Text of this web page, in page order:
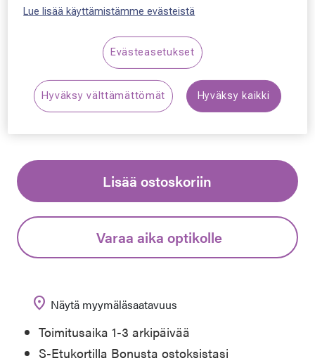
135
Synttäriale: erä merkkiaurinkolaseja –50 %,
katso alennetut tuotteet!
Lisää ostoskoriin
Varaa aika optikolle
location_on Näytä myymäläsaatavuus
Toimitusaika 1-3 arkipäivää
S-Etukortilla Bonusta ostoksistasi
Lue lisää käyttämistämme evästeistä
Evästeasetukset
Hyväksy välttämättömät Hyväksy kaikki